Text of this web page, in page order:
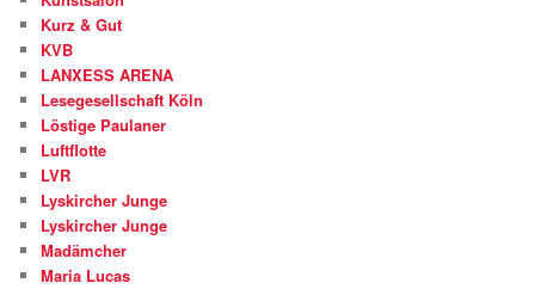
Kurz & Gut
KVB
LANXESS ARENA
Lesegesellschaft Köln
Löstige Paulaner
Luftflotte
LVR
Lyskircher Junge
Lyskircher Junge
Madämcher
Maria Lucas